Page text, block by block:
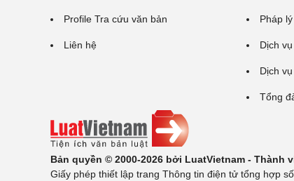
Profile Tra cứu văn bản
Liên hệ
Pháp
Dịch
Dịch
Tổng
Bản quyền © 2000-2026 bởi LuatVietnam - Thành
Giấy phép thiết lập trang Thông tin điện tử tổng hợp